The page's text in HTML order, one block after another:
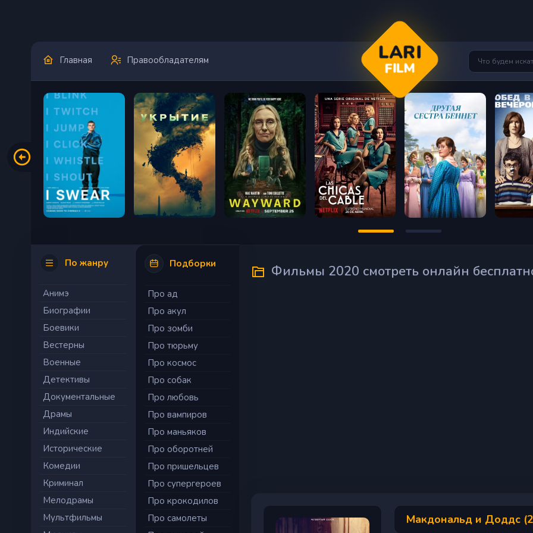
Главная Правообладателям LARI
FILM
По жанру
Анимэ
Биографии
Боевики
Вестерны
Военные
Детективы
Документальные
Драмы
Индийские
Исторические
Комедии
Криминал
Мелодрамы
Мультфильмы
Подборки
Про ад
Про акул
Про зомби
Про тюрьму
Про космос
Про собак
Про любовь
Про вампиров
Про маньяков
Про оборотней
Про пришельцев
Про супергероев
Про крокодилов
Про самолеты
Фильмы 2020 смотреть онлайн
Макдональд и Доддс